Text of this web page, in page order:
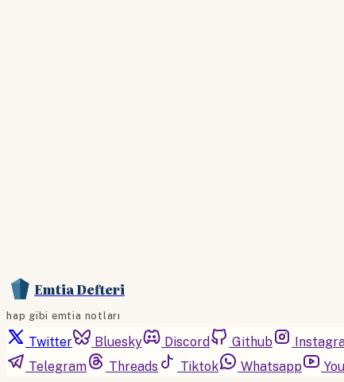
Emtia Defteri
hap gibi emtia notları
Twitter Bluesky Discord Github
Telegram
Threads Tiktok Whatsapp